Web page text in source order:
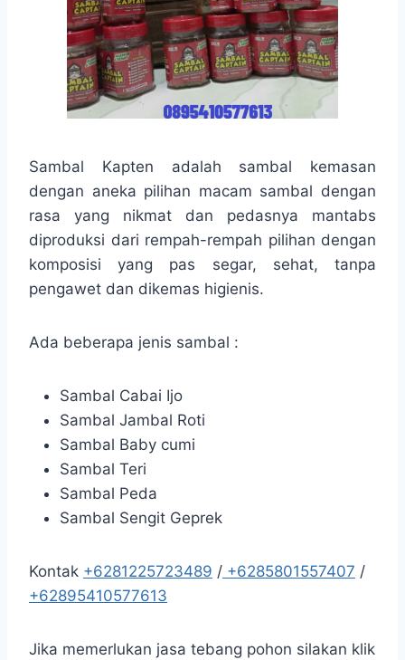
Sambal Kapten adalah sambal kemasan
dengan aneka pilihan macam sambal dengan
rasa yang nikmat dan pedasnya mantabs
diproduksi dari rempah-rempah pilihan dengan
komposisi yang pas segar, sehat, tanpa
pengawet dan dikemas higienis.
Ada beberapa jenis sambal :
Sambal Cabai Ijo
Sambal Jambal Roti
Sambal Baby cumi
Sambal Teri
Sambal Peda
Sambal Sengit Geprek
Kontak +6281225723489 / +6285801557407 /
+62895410577613
Jika memerlukan jasa tebang pohon silakan klik